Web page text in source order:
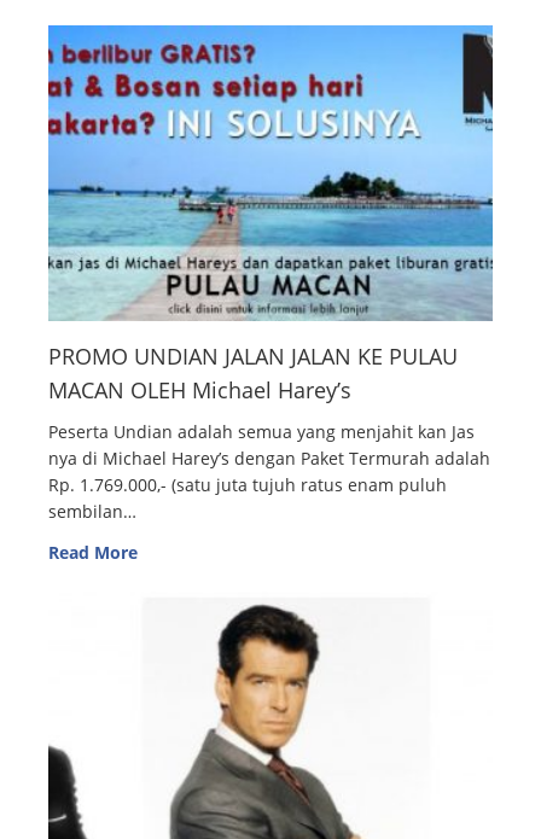
PROMO UNDIAN JALAN JALAN KE PULAU
MACAN OLEH Michael Harey’s
Peserta Undian adalah semua yang menjahit kan Jas
nya di Michael Harey’s dengan Paket Termurah adalah
Rp. 1.769.000,- (satu juta tujuh ratus enam puluh
sembilan…
Read More